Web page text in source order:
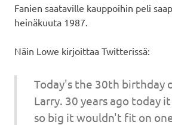
Fanien saataville kauppoihin peli
heinäkuuta 1987.
Näin Lowe kirjoittaa Twitterissä:
Today's the 30th birthday
Larry. 30 years ago today
so big it wouldn't fit on